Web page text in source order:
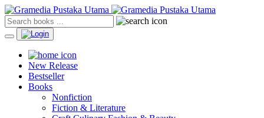
New Release
Bestseller
Books
Nonfiction
Fiction & Literature